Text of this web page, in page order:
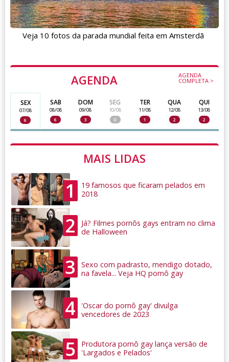
AGENDA AGENDA
COMPLETA >
SEX
07/08
6
SAB
08/08
6
DOM
09/08
3
SEG
10/08
0
TER
11/08
1
QUA
12/08
2
QUI
13/08
2
MAIS LIDAS
1
19 famosos que ficaram pelados em
2018
2
Já? Filmes pornôs gays entram no clima
de Halloween
3
Sexo com padrasto, mendigo dotado,
na favela... Veja HQ pornô gay
4
'Oscar do pornô gay' divulga
vencedores de 2023
5
Produtora pornô gay lança versão de
'Largados e Pelados'
Veja 10 fotos da parada mundial feita em Amsterdã